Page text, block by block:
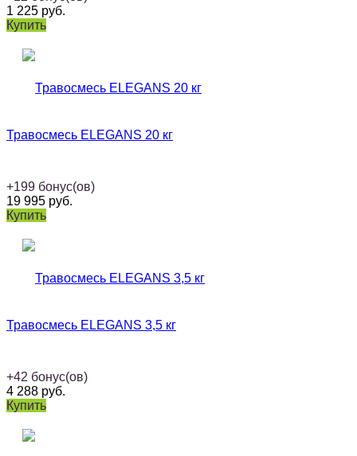
1 225 руб.
Купить
Травосмесь ELEGANS 20 кг
+199 бонус(ов)
19 995 руб.
Купить
Травосмесь ELEGANS 3,5 кг
+42 бонус(ов)
4 288 руб.
Купить